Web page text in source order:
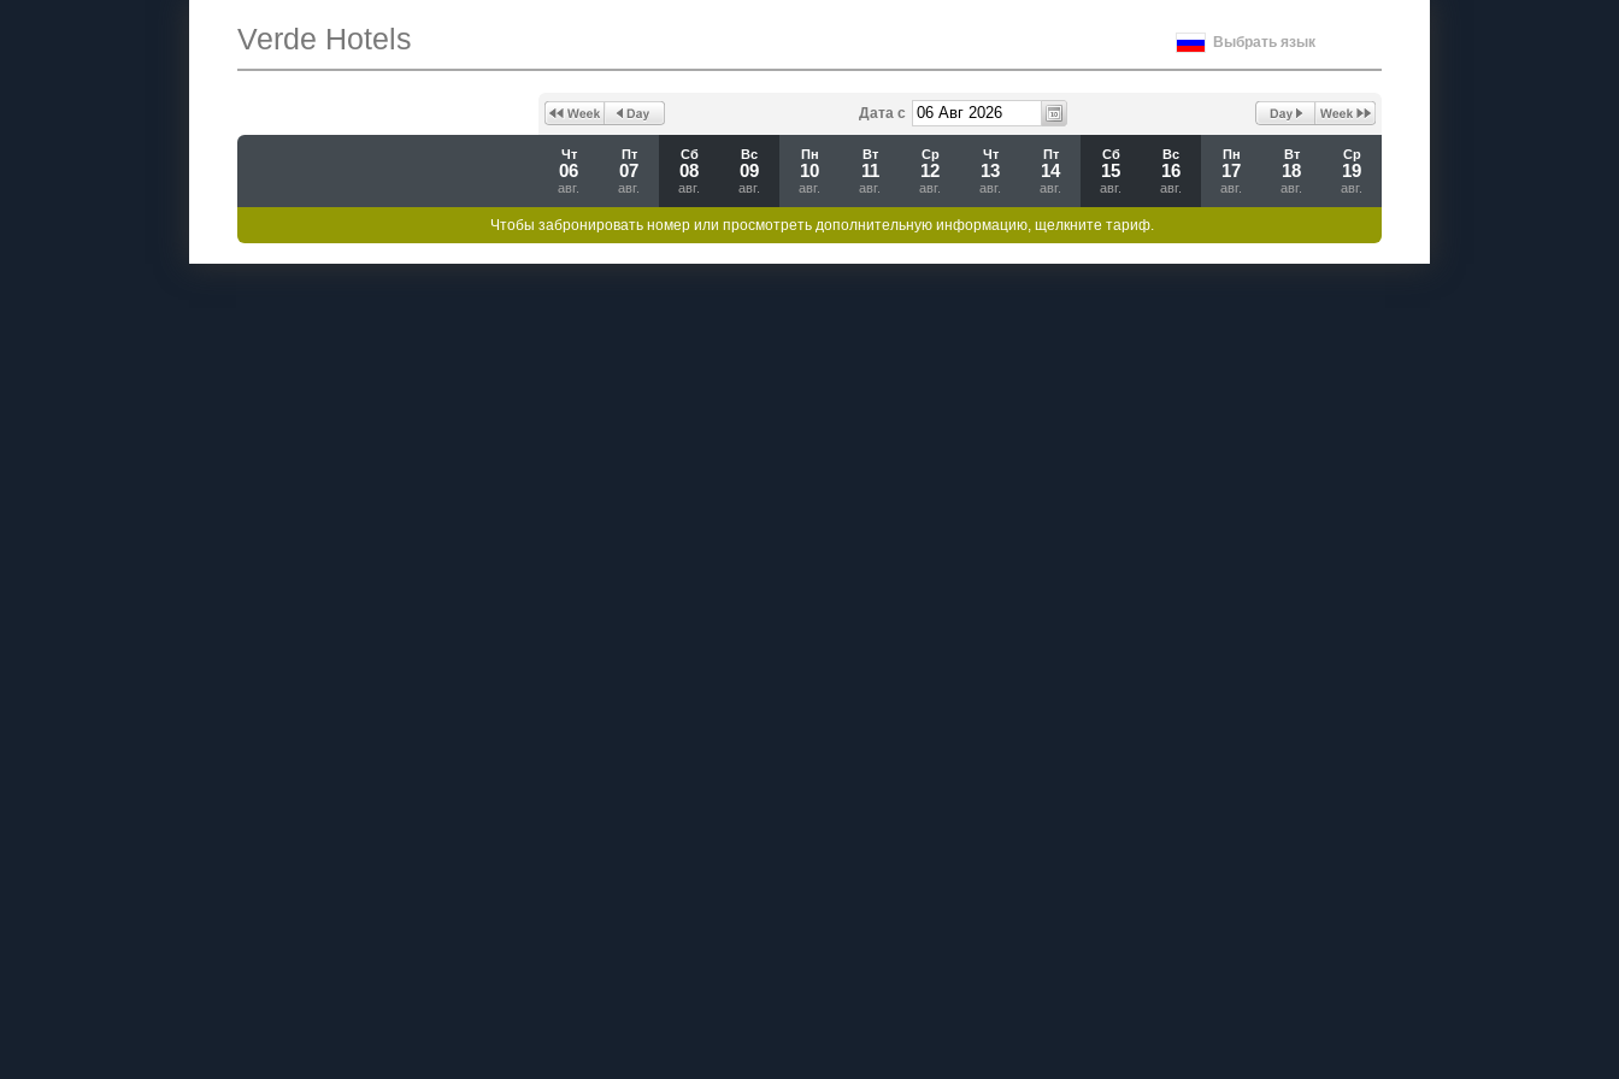
Выбрать язык
Verde Hotels
Дата с
Чт
06
авг.
Пт
07
авг.
Сб
08
авг.
Вс
09
авг.
Пн
10
авг.
Вт
11
авг.
Ср
12
авг.
Чт
13
авг.
Пт
14
авг.
Сб
15
авг.
Вс
16
авг.
Пн
17
авг.
Вт
18
авг.
Ср
19
авг.
Чтобы забронировать номер или просмотреть дополнительную информацию, щелкните тариф.